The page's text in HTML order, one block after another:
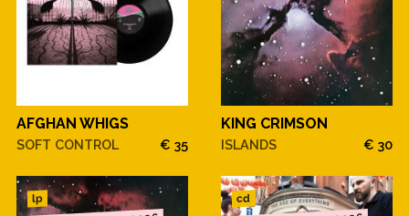
AFGHAN WHIGS
SOFT CONTROL € 35
KING CRIMSON
ISLANDS € 30
lp cd